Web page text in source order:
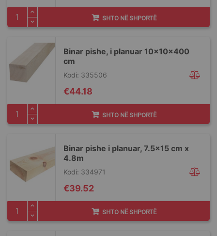
SHTO NË SHPORTË
Binar pishe, i planuar 10x10x400
cm
Kodi: 335506
€44.18
SHTO NË SHPORTË
Binar pishe i planuar, 7.5x15 cm x
4.8m
Kodi: 334971
€39.52
SHTO NË SHPORTË